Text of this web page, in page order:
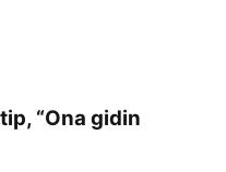
“Ona gidin